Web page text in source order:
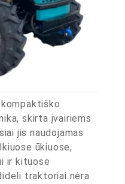
skirta įvairiems
jis naudojamas
ūkiuose,
ir kituose
traktoriai nėra